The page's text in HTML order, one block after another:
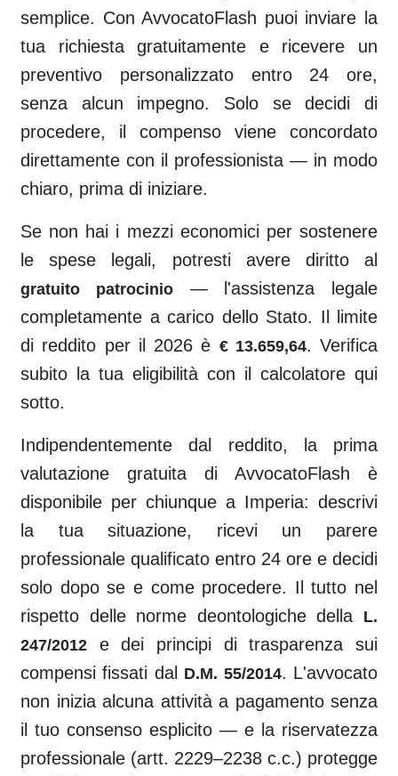
semplice. Con AvvocatoFlash puoi inviare la
tua richiesta gratuitamente e ricevere un
preventivo personalizzato entro 24 ore,
senza alcun impegno. Solo se decidi di
procedere, il compenso viene concordato
direttamente con il professionista — in modo
chiaro, prima di iniziare.
Se non hai i mezzi economici per sostenere
le spese legali, potresti avere diritto al
gratuito patrocinio— l'assistenza legale
completamente a carico dello Stato. Il limite
di reddito per il 2026 è € 13.659,64. Verifica
subito la tua eligibilità con il calcolatore qui
sotto.
Indipendentemente dal reddito, la prima
valutazione gratuita di AvvocatoFlash è
disponibile per chiunque a Imperia: descrivi
la tua situazione, ricevi un parere
professionale qualificato entro 24 ore e decidi
solo dopo se e come procedere. Il tutto nel
rispetto delle norme deontologiche della L.
247/2012 e dei principi di trasparenza sui
compensi fissati dal D.M. 55/2014. L'avvocato
non inizia alcuna attività a pagamento senza
il tuo consenso esplicito — e la riservatezza
professionale (artt. 2229–2238 c.c.) protegge